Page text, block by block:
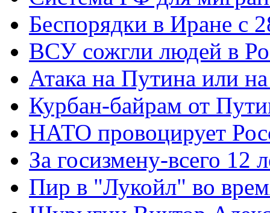
Беспорядки в Иране с
ВСУ сожгли людей в
Атака на Путина или
Курбан-байрам от
НАТО провоцирует
За госизмену-всего 12
Пир в "Лукойл" во